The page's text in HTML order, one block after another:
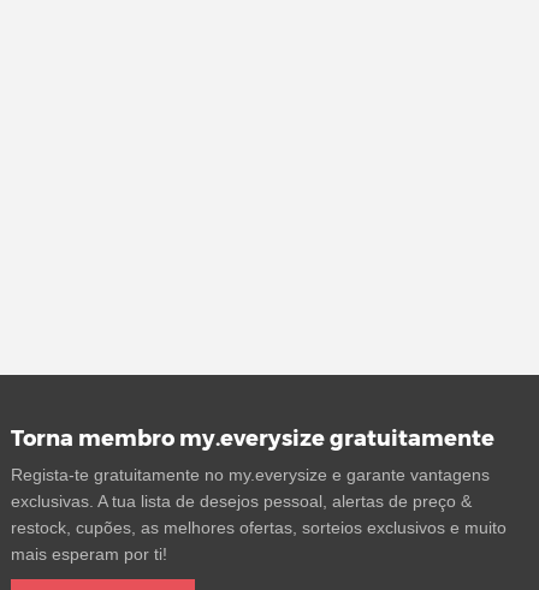
Torna membro my.everysize gratuitamente
Regista-te gratuitamente no my.everysize e garante vantagens
exclusivas. A tua lista de desejos pessoal, alertas de preço &
restock, cupões, as melhores ofertas, sorteios exclusivos e muito
mais esperam por ti!